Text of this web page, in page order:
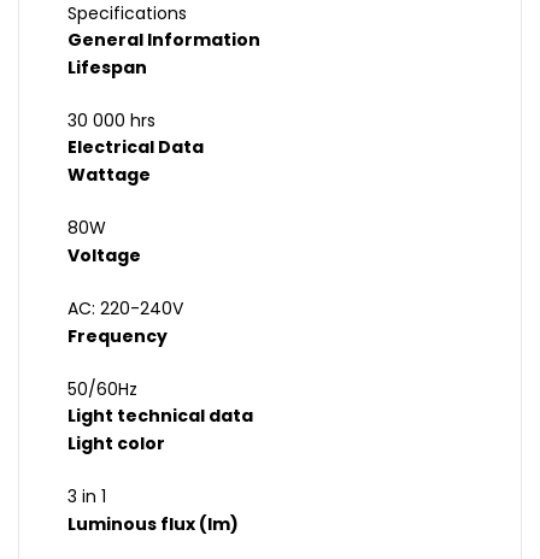
Specifications
General Information
Lifespan
30 000 hrs
Electrical Data
Wattage
80W
Voltage
AC: 220-240V
Frequency
50/60Hz
Light technical data
Light color
3 in 1
Luminous flux (lm)